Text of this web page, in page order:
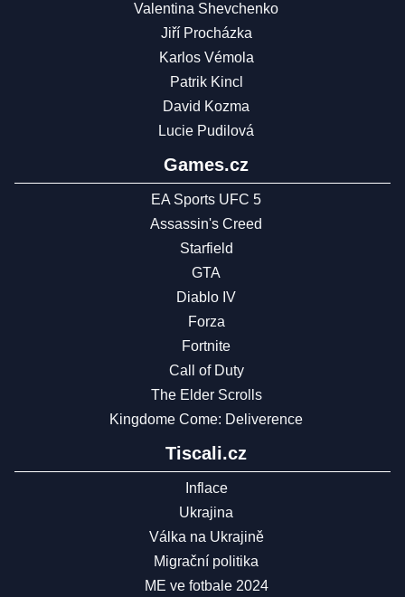
Valentina Shevchenko
Jiří Procházka
Karlos Vémola
Patrik Kincl
David Kozma
Lucie Pudilová
Games.cz
EA Sports UFC 5
Assassin's Creed
Starfield
GTA
Diablo IV
Forza
Fortnite
Call of Duty
The Elder Scrolls
Kingdome Come: Deliverence
Tiscali.cz
Inflace
Ukrajina
Válka na Ukrajině
Migrační politika
ME ve fotbale 2024